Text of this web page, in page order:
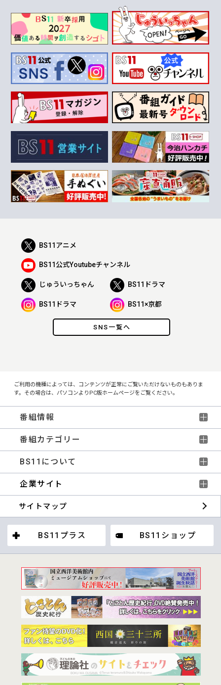
SNS一覧へ
BS11アニメ
BS11公式Youtubeチャンネル
じゅういっちゃん BS11ドラマ
BS11ドラマ BS11×京都
ご利用の機種によっては、コンテンツが正常にご覧いただけないものもありま
す。その場合は、パソコンよりPC版ホームページをご覧ください。
番組情報
番組カテゴリー
BS11について
企業サイト
サイトマップ
BS11プラス BS11ショップ